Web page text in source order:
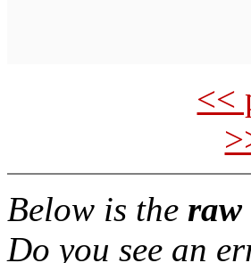
<<
Below is the raw
Do you see an